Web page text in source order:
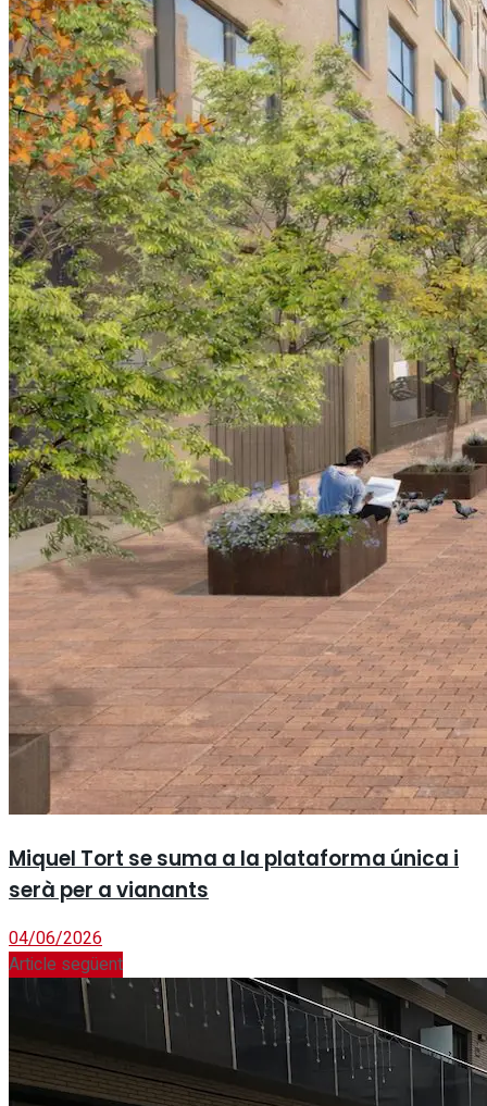
Miquel Tort se suma a la plataforma única i
serà per a vianants
04/06/2026
Article següent